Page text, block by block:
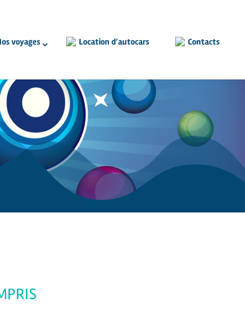
voyages Location d’autocars Contacts